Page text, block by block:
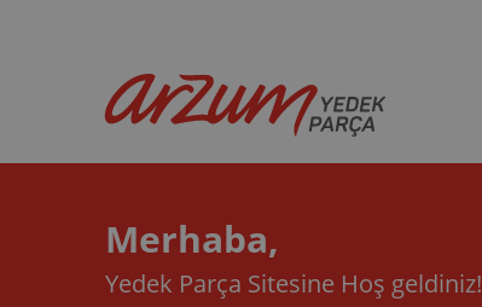
Merhaba,
Yedek Parça Sitesine Hoş geldiniz!